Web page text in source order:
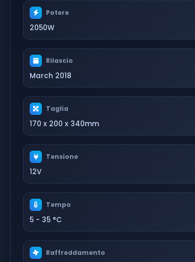
Potere
2050W
Rilascio
March 2018
Taglia
170 x 200 x 340mm
Tensione
12V
Tempo
5 - 35 °C
Raffreddamento